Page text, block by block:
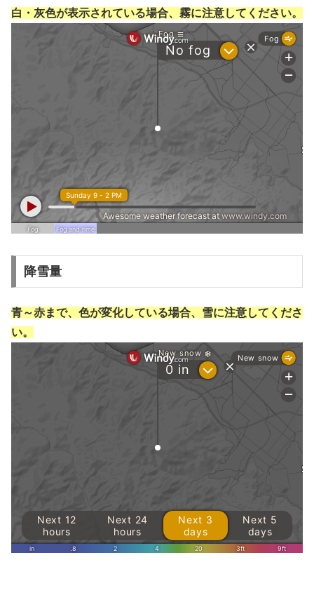
白・灰色が表示されている場合、霧に注意してください。
降雪量
青～赤まで、色が変化している場合、雪に注意してくださ
い。